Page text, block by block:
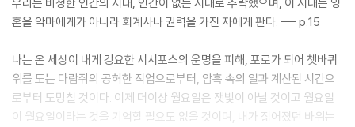
혼을 악마에게가 아니라 회계사나 권력을 가진 자에게 판다. --- p.15
나는 온 세상이 내게 강요한 시시포스의 운명을 피해, 포로가 되어 쳇바퀴
위를 도는 다람쥐의 공허한 직업으로부터, 암흑 속의 일과 계산된 시간으
로부터 도망칠 것이다. 이제 더이상 월요일은 잿빛이 아닐 것이고 월요일
이 월요일이라는 것을 기억할 필요도 없을 것이며, 내가 짊어졌던 바위는